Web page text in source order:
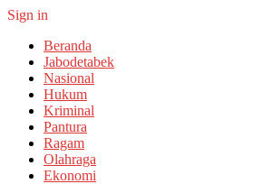
Sign in
Beranda
Jabodetabek
Nasional
Hukum
Kriminal
Pantura
Ragam
Olahraga
Ekonomi